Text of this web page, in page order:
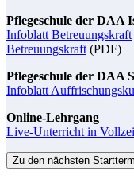
Pflegeschule der DAA
Infoblatt Betreuungskraft
Betreuungskraft (PDF)
Pflegeschule der DAA
Infoblatt
Online-Lehrgang
Live-Unterricht in
Zu den nächsten